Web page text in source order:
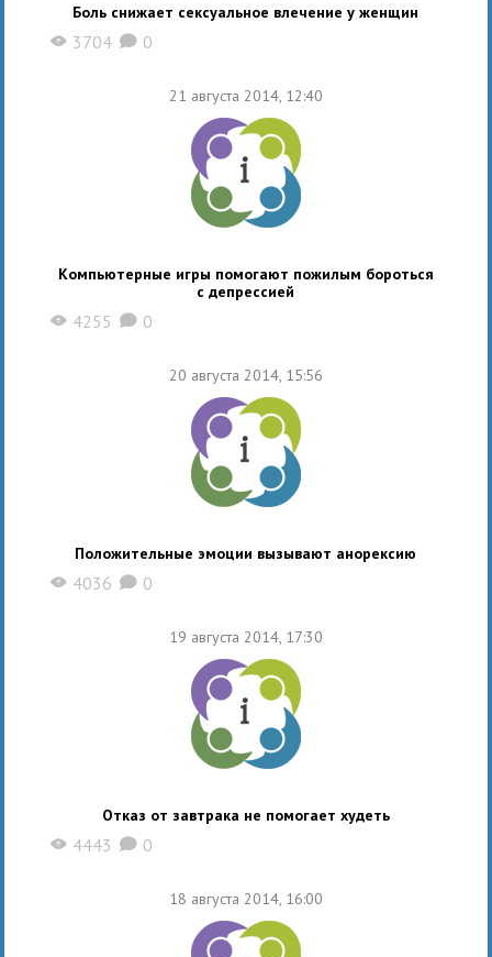
Боль снижает сексуальное влечение у женщин
X 3704 K 0
21 августа 2014, 12:40
Компьютерные игры помогают пожилым бороться
с депрессией
X 4255 K 0
20 августа 2014, 15:56
Положительные эмоции вызывают анорексию
X 4036 K 0
19 августа 2014, 17:30
Отказ от завтрака не помогает худеть
X 4443 K 0
18 августа 2014, 16:00